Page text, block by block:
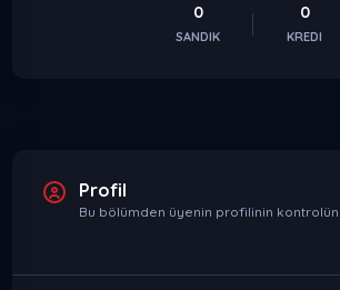
0
SANDIK
0
KREDI
Profil
Bu bölümden üyenin profilinin